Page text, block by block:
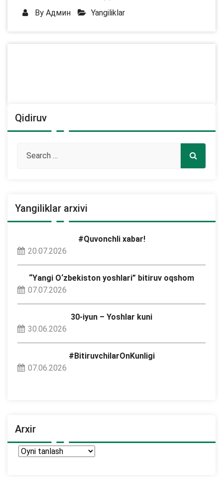
By Админ Yangiliklar
Qidiruv
Yangiliklar arxivi
#Quvonchli xabar!
20.07.2026
“Yangi O‘zbekiston yoshlari” bitiruv oqshom
07.07.2026
30-iyun – Yoshlar kuni
30.06.2026
#BitiruvchilarOnKunligi
07.06.2026
Arxir
Arxir